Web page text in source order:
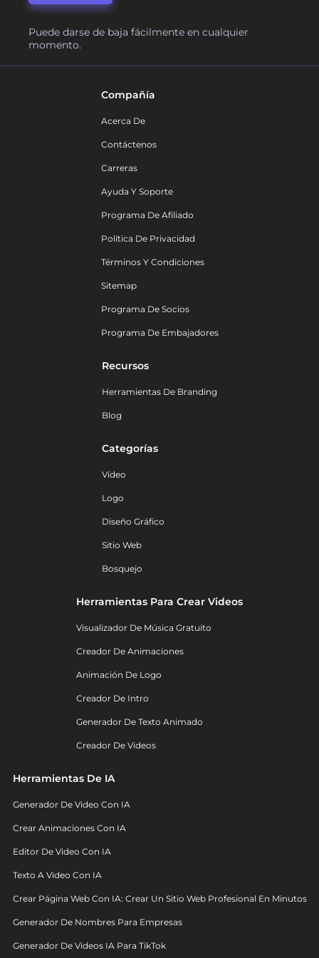
Puede darse de baja fácilmente en cualquier
momento.
Compañía
Acerca De
Contáctenos
Carreras
Ayuda Y Soporte
Programa De Afiliado
Política De Privacidad
Términos Y Condiciones
Sitemap
Programa De Socios
Programa De Embajadores
Recursos
Herramientas De Branding
Blog
Categorías
Vídeo
Logo
Diseño Gráfico
Sitio Web
Bosquejo
Herramientas Para Crear Videos
Visualizador De Música Gratuito
Creador De Animaciones
Animación De Logo
Creador De Intro
Generador De Texto Animado
Creador De Videos
Herramientas De IA
Generador De Video Con IA
Crear Animaciones Con IA
Editor De Video Con IA
Texto A Video Con IA
Crear Página Web Con IA: Crear Un Sitio Web Profesional En Minutos
Generador De Nombres Para Empresas
Generador De Videos IA Para TikTok